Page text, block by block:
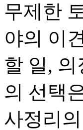
무제한
야의 이
할 일,
의 선택
사정리